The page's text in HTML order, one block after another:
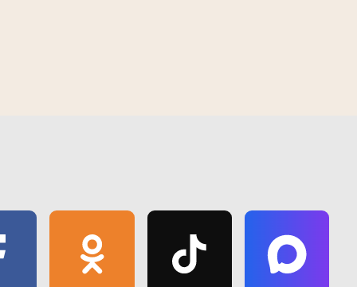
"Школа маладога
на Гомельшчыне